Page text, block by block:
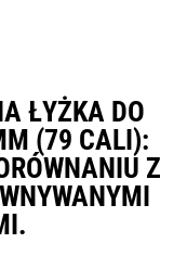
gąsienicowych
ŁYŻKA DO
(79 CALI):
Z